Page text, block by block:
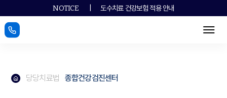
NOTICE 도수치료 건강보험 적용 안내
메뉴
메인페이지로
당당치료법 종합건강검진센터